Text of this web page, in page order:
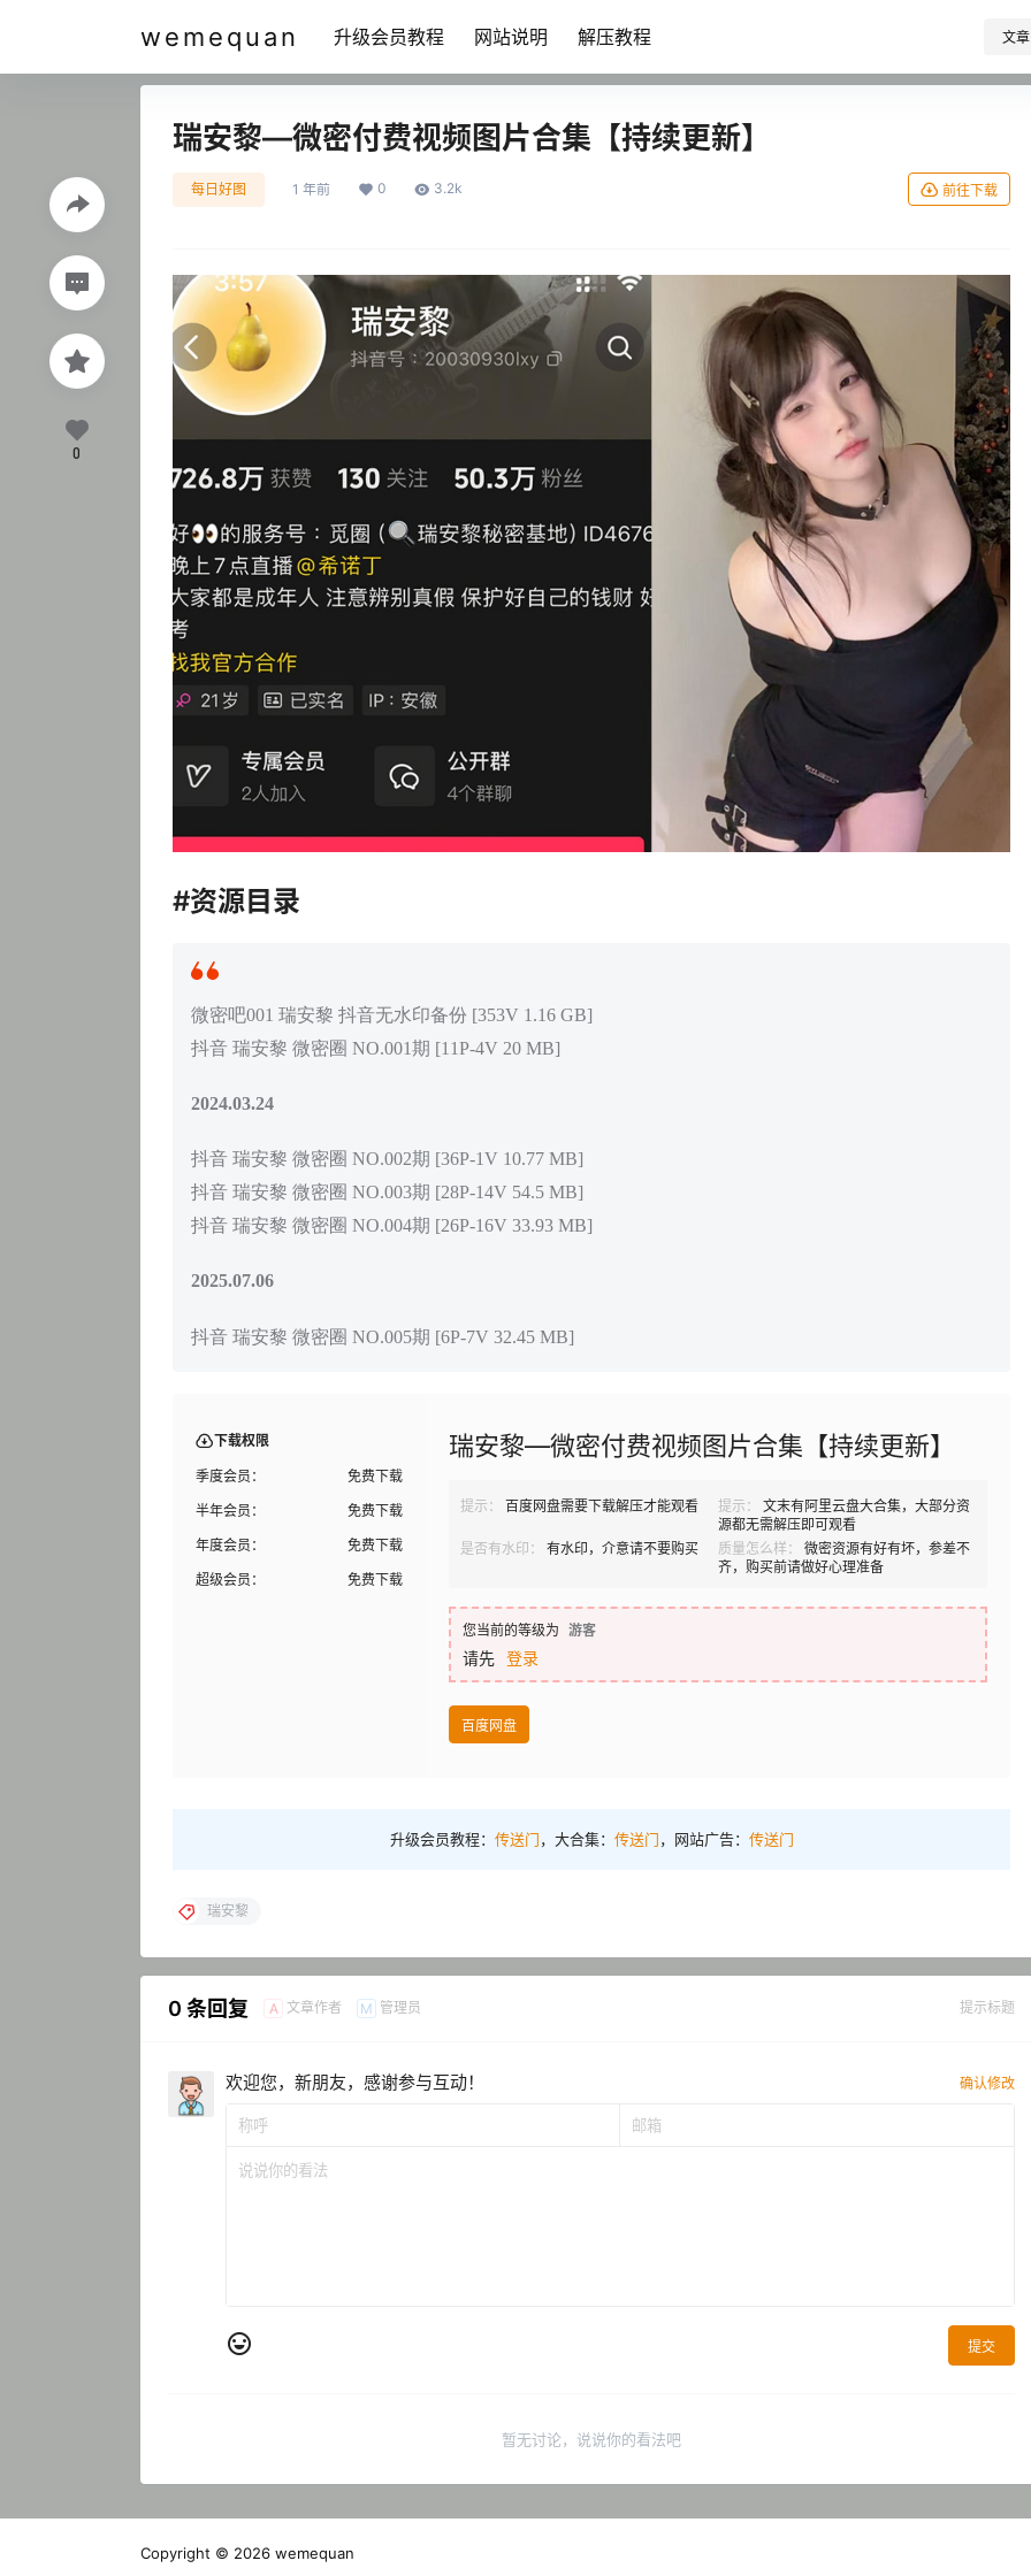
wemequan 升级会员教程 网站说明 解压教程 文章
瑞安黎—微密付费视频图片合集【持续更新】
每日好图 1 年前 0 3.2k 前往下载
#资源目录
微密吧001 瑞安黎 抖音无水印备份 [353V 1.16 GB]
抖音 瑞安黎 微密圈 NO.001期 [11P-4V 20 MB]
2024.03.24
抖音 瑞安黎 微密圈 NO.002期 [36P-1V 10.77 MB]
抖音 瑞安黎 微密圈 NO.003期 [28P-14V 54.5 MB]
抖音 瑞安黎 微密圈 NO.004期 [26P-16V 33.93 MB]
2025.07.06
抖音 瑞安黎 微密圈 NO.005期 [6P-7V 32.45 MB]
下载权限
季度会员：
免费下载
半年会员：
免费下载
年度会员：
免费下载
超级会员：
免费下载
瑞安黎—微密付费视频图片合集【持续更新】
提示： 百度网盘需要下载解压才能观看 提示：
文末有阿里云盘大合集，大部分资
源都无需解压即可观看
是否有水印：
有水印，介意请不要购买 质量怎么样：
微密资源有好有坏，参差不
齐，购买前请做好心理准备
您当前的等级为 游客
请先 登录
百度网盘
升级会员教程： 传送门，大合集： 传送门，网站广告： 传送门
0
瑞安黎
0 条回复 A 文章作者 M 管理员 提示标题
欢迎您，新朋友，感谢参与互动！ 确认修改
提交
暂无讨论，说说你的看法吧
Copyright © 2026 wemequan